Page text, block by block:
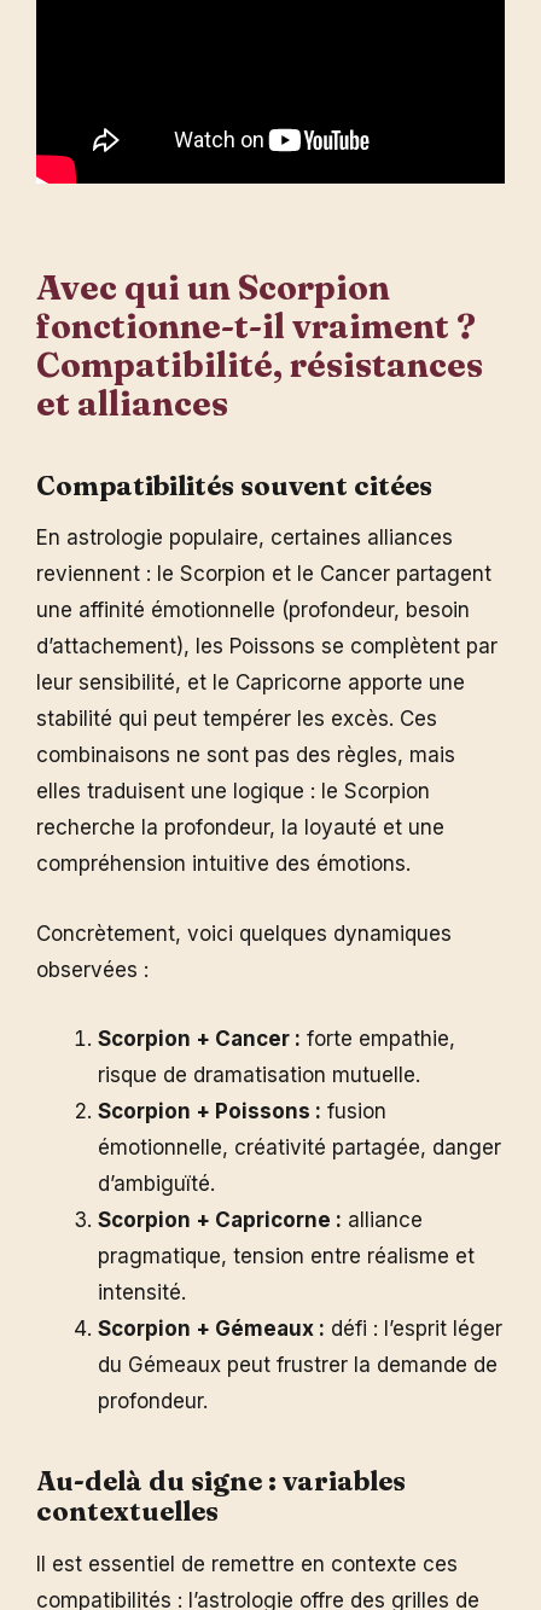
Avec qui un Scorpion
fonctionne-t-il vraiment ?
Compatibilité, résistances
et alliances
Compatibilités souvent citées
En astrologie populaire, certaines alliances
reviennent : le Scorpion et le Cancer partagent
une affinité émotionnelle (profondeur, besoin
d’attachement), les Poissons se complètent par
leur sensibilité, et le Capricorne apporte une
stabilité qui peut tempérer les excès. Ces
combinaisons ne sont pas des règles, mais
elles traduisent une logique : le Scorpion
recherche la profondeur, la loyauté et une
compréhension intuitive des émotions.
Concrètement, voici quelques dynamiques
observées :
Scorpion + Cancer : forte empathie,
risque de dramatisation mutuelle.
Scorpion + Poissons : fusion
émotionnelle, créativité partagée, danger
d’ambiguïté.
Scorpion + Capricorne : alliance
pragmatique, tension entre réalisme et
intensité.
Scorpion + Gémeaux : défi : l’esprit léger
du Gémeaux peut frustrer la demande de
profondeur.
Au-delà du signe : variables
contextuelles
Il est essentiel de remettre en contexte ces
compatibilités : l’astrologie offre des grilles de